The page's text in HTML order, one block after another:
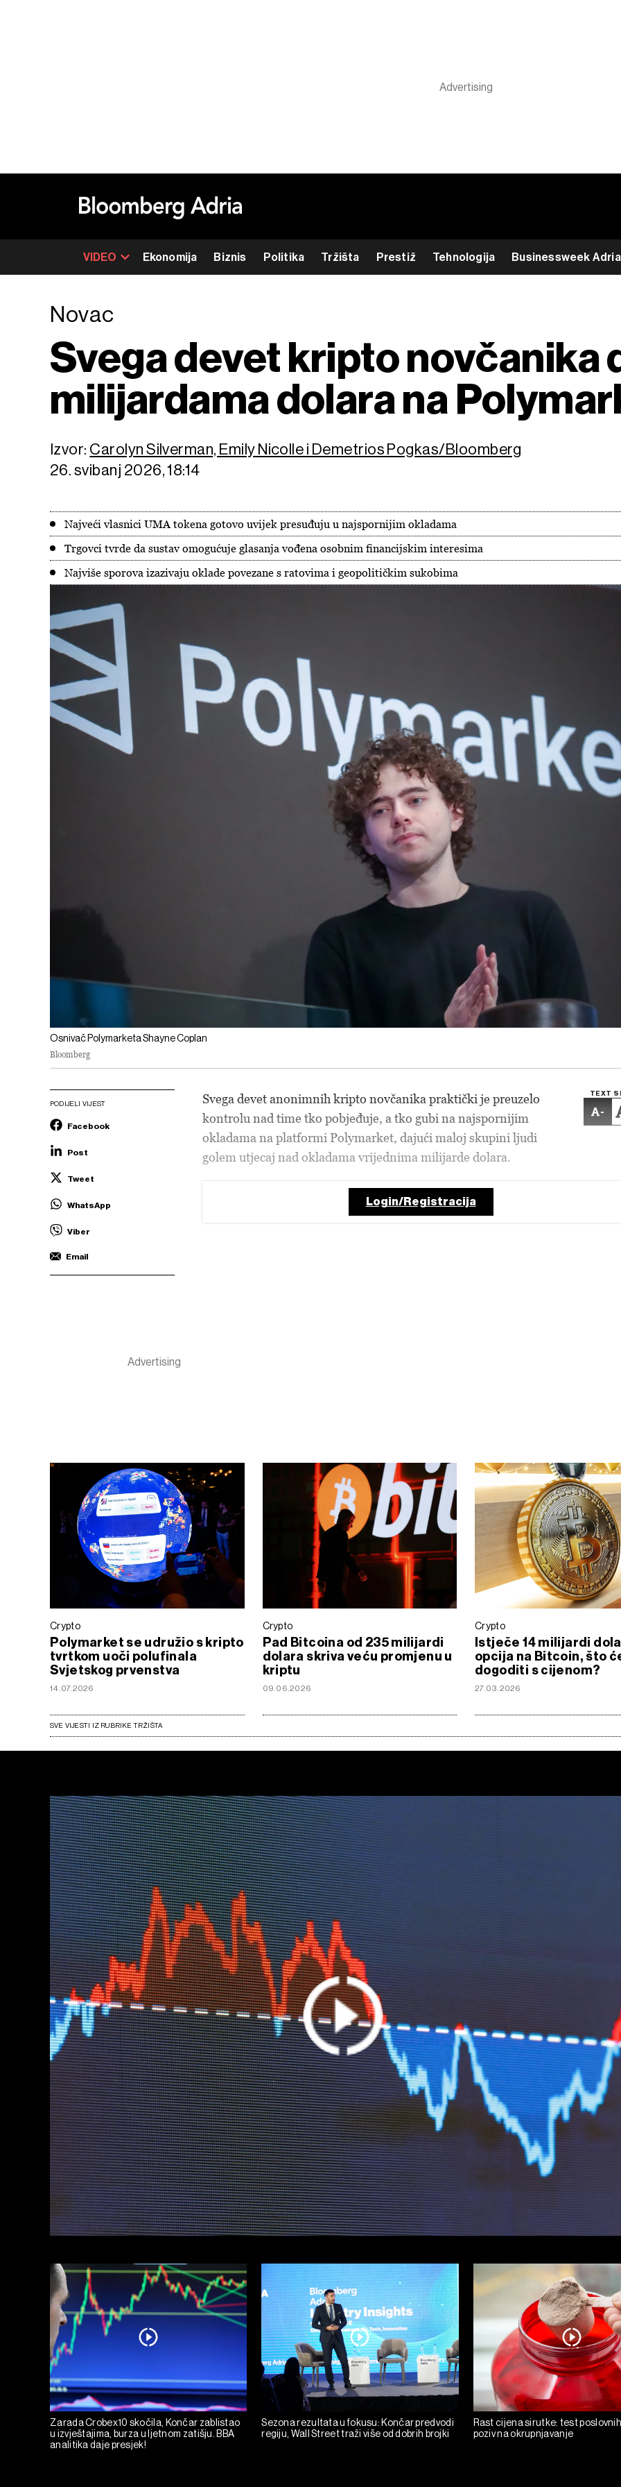
VIDEO Ekonomija Biznis Politika Tržišta Prestiž Tehnologija Businessweek Adria
Novac
Svega devet kripto novčanika
milijardama dolara na
Izvor: Carolyn Silverman, Emily Nicolle i Demetrios Pogkas/Bloomberg
26. svibanj 2026, 18:14
Najveći vlasnici UMA tokena gotovo uvijek presuđuju u najspornijim okladama
Trgovci tvrde da sustav omogućuje glasanja vođena osobnim financijskim interesima
Najviše sporova izazivaju oklade povezane s ratovima i geopolitičkim sukobima
Osnivač Polymarketa Shayne Coplan
Bloomberg
PODIJELI VIJEST
Facebook
Post
Tweet
WhatsApp
Viber
Email
TEXT
-
Svega devet anonimnih kripto novčanika praktički je preuzelo
kontrolu nad time tko pobjeđuje, a tko gubi na najspornijim
okladama na platformi Polymarket, dajući maloj skupini ljudi
golem utjecaj nad okladama vrijednima milijarde dolara.
Login/Registracija
Crypto
Polymarket se udružio s kripto
tvrtkom uoči polufinala
Svjetskog prvenstva
14.07.2026
Crypto
Pad Bitcoina od 235 milijardi
dolara skriva veću promjenu u
kriptu
09.06.2026
Crypto
Istječe 14 milijardi
opcija na Bitcoin, što
dogoditi s cijenom?
27.03.2026
SVE VIJESTI IZ RUBRIKE TRŽIŠTA
Zarada Crobex10 skočila, Končar zablistao
u izvještajima, burza u ljetnom zatišju. BBA
analitika daje presjek!
Sezona rezultata u fokusu: Končar predvodi
regiju, Wall Street traži više od dobrih brojki
Rast cijena sirutke: test
poziv na okrupnjavanje